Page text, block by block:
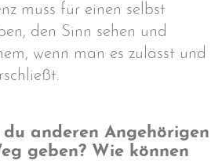
muss für einen selbst
den Sinn sehen und
wenn man es zulässt und
anderen Angehörigen
geben? Wie können